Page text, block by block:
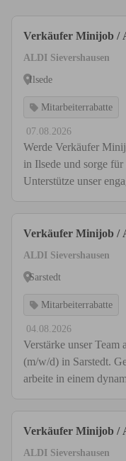
Verkäufer Minijob /
ALDI Sievershausen
Ilsede
Mitarbeiterrabatte
07.08.2026
Werde Verkäufer
in Ilsede und sorge
Unterstütze unser
Verkäufer Minijob /
ALDI Sievershausen
Sarstedt
Mitarbeiterrabatte
04.08.2026
Verstärke unser
(m/w/d) in Sarstedt.
arbeite in einem
Verkäufer Minijob /
ALDI Sievershausen